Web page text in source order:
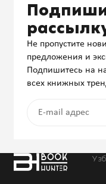
Не пропустите
предложения и
Подпишитесь на
всех книжных